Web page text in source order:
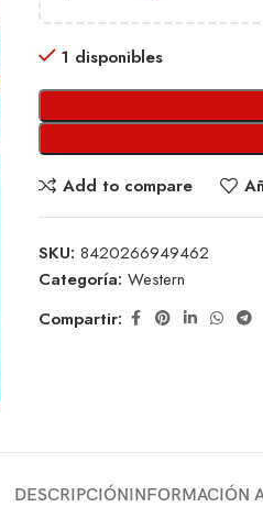
1 disponibles
Add to compare
SKU: 8420266949462
Categoría: Western
Compartir:
DESCRIPCIÓNINFORMACIÓN